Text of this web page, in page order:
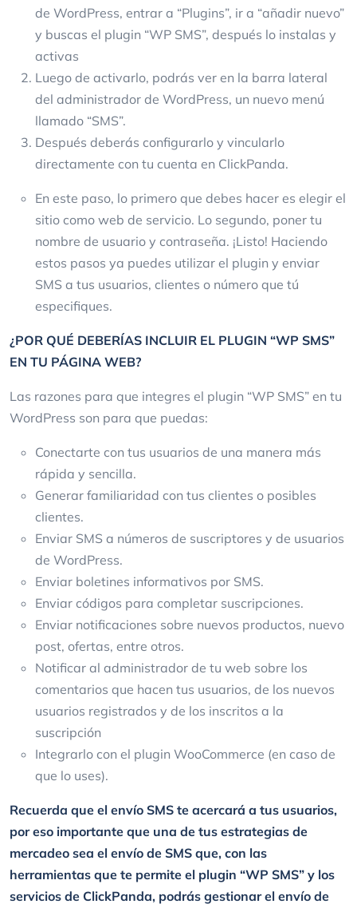
de WordPress, entrar a “Plugins”, ir a “añadir nuevo”
y buscas el plugin “WP SMS”, después lo instalas y
activas
Luego de activarlo, podrás ver en la barra lateral
del administrador de WordPress, un nuevo menú
llamado “SMS”.
Después deberás configurarlo y vincularlo
directamente con tu cuenta en ClickPanda.
En este paso, lo primero que debes hacer es elegir el
sitio como web de servicio. Lo segundo, poner tu
nombre de usuario y contraseña. ¡Listo! Haciendo
estos pasos ya puedes utilizar el plugin y enviar
SMS a tus usuarios, clientes o número que tú
especifiques.
¿POR QUÉ DEBERÍAS INCLUIR EL PLUGIN “WP SMS”
EN TU PÁGINA WEB?
Las razones para que integres el plugin “WP SMS” en tu
WordPress son para que puedas:
Conectarte con tus usuarios de una manera más
rápida y sencilla.
Generar familiaridad con tus clientes o posibles
clientes.
Enviar SMS a números de suscriptores y de usuarios
de WordPress.
Enviar boletines informativos por SMS.
Enviar códigos para completar suscripciones.
Enviar notificaciones sobre nuevos productos, nuevo
post, ofertas, entre otros.
Notificar al administrador de tu web sobre los
comentarios que hacen tus usuarios, de los nuevos
usuarios registrados y de los inscritos a la
suscripción
Integrarlo con el plugin WooCommerce (en caso de
que lo uses).
Recuerda que el envío SMS te acercará a tus usuarios,
por eso importante que una de tus estrategias de
mercadeo sea el envío de SMS que, con las
herramientas que te permite el plugin “WP SMS” y los
servicios de ClickPanda, podrás gestionar el envío de